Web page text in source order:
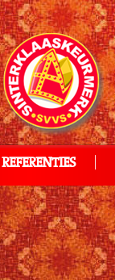
REFERENTIES